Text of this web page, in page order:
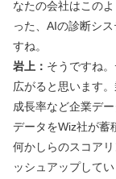
なたの会社はこの
った、AIの診断シ
すね。
岩上： そうですね
広がると思います
成長率など企業デ
データをWiz社が蓄
何かしらのスコア
ッシュアップして